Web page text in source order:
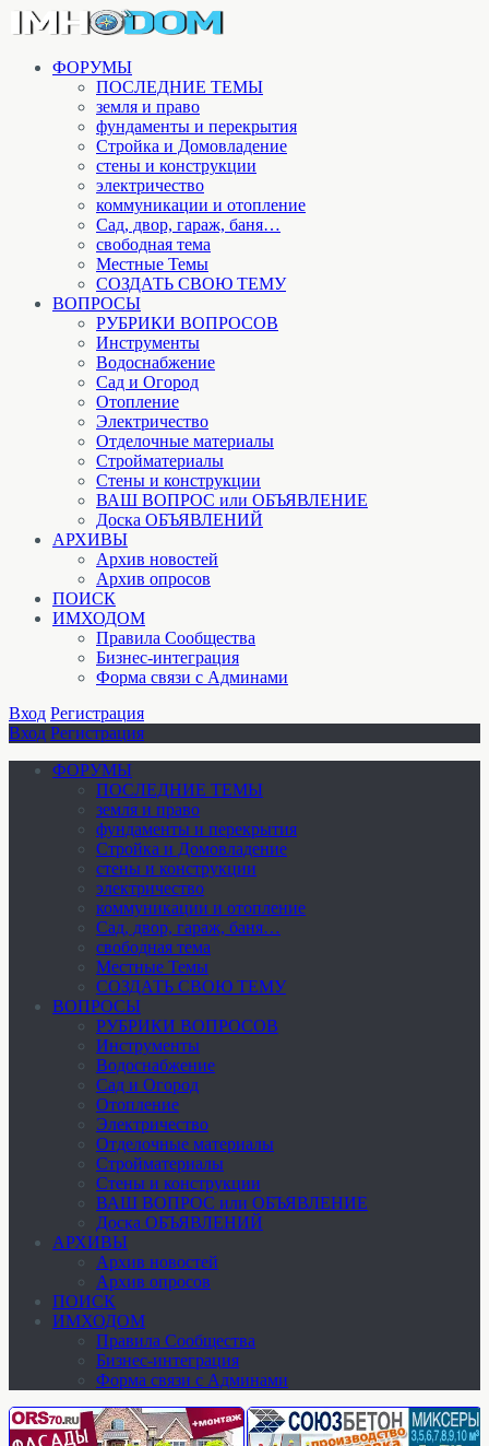
ФОРУМЫ
ПОСЛЕДНИЕ ТЕМЫ
земля и право
фундаменты и перекрытия
Стройка и Домовладение
стены и конструкции
электричество
коммуникации и отопление
Cад, двор, гараж, баня…
свободная тема
Местные Темы
СОЗДАТЬ СВОЮ ТЕМУ
ВОПРОСЫ
РУБРИКИ ВОПРОСОВ
Инструменты
Водоснабжение
Сад и Огород
Отопление
Электричество
Отделочные материалы
Стройматериалы
Стены и конструкции
ВАШ ВОПРОС или ОБЪЯВЛЕНИЕ
Доска ОБЪЯВЛЕНИЙ
АРХИВЫ
Архив новостей
Архив опросов
ПОИСК
ИМХОДОМ
Правила Сообщества
Бизнес-интеграция
Форма связи с Админами
Вход Регистрация
Вход Регистрация
ФОРУМЫ
ПОСЛЕДНИЕ ТЕМЫ
земля и право
фундаменты и перекрытия
Стройка и Домовладение
стены и конструкции
электричество
коммуникации и отопление
Cад, двор, гараж, баня…
свободная тема
Местные Темы
СОЗДАТЬ СВОЮ ТЕМУ
ВОПРОСЫ
РУБРИКИ ВОПРОСОВ
Инструменты
Водоснабжение
Сад и Огород
Отопление
Электричество
Отделочные материалы
Стройматериалы
Стены и конструкции
ВАШ ВОПРОС или ОБЪЯВЛЕНИЕ
Доска ОБЪЯВЛЕНИЙ
АРХИВЫ
Архив новостей
Архив опросов
ПОИСК
ИМХОДОМ
Правила Сообщества
Бизнес-интеграция
Форма связи с Админами